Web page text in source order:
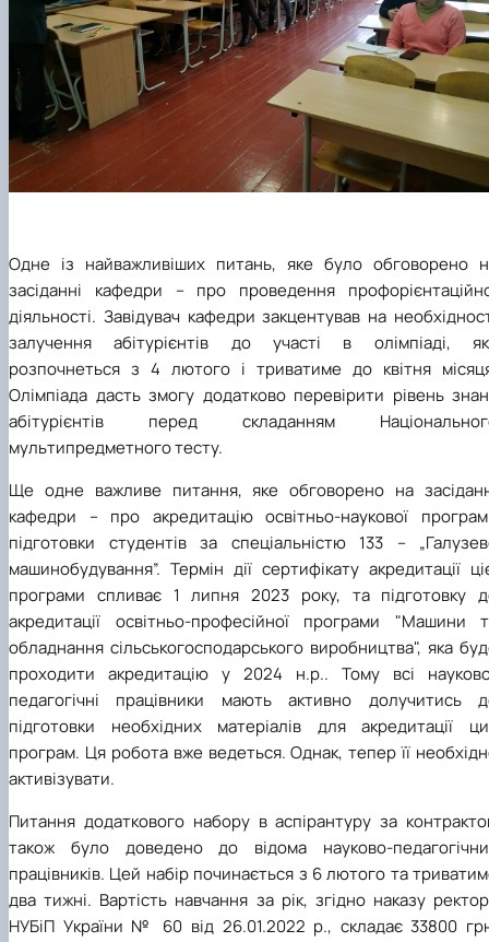
Одне із найважливіших питань, яке було обговорено
засіданні кафедри – про проведення
діяльності. Завідувач кафедри закцентував на
залучення абітурієнтів до участі в олімпіаді,
розпочнеться з 4 лютого і триватиме до квітня
Олімпіада дасть змогу додатково перевірити рівень
абітурієнтів перед складанням
мультипредметного тесту.
Ще одне важливе питання, яке обговорено на
кафедри – про акредитацію освітньо-наукової
підготовки студентів за спеціальністю 133 –
машинобудування”. Термін дії сертифікату акредитації
програми спливає 1 липня 2023 року, та підготовку
акредитації освітньо-професійної програми "Машини
обладнання сільськогосподарського виробництва", яка
проходити акредитацію у 2024 н.р.. Тому всі
педагогічні працівники мають активно долучитись
підготовки необхідних матеріалів для акредитації
програм. Ця робота вже ведеться. Однак, тепер її
активізувати.
Питання додаткового набору в аспірантуру за
також було доведено до відома науково-
працівників. Цей набір починається з 6 лютого та
два тижні. Вартість навчання за рік, згідно наказу
НУБіП України № 60 від 26.01.2022 р., складає 33800